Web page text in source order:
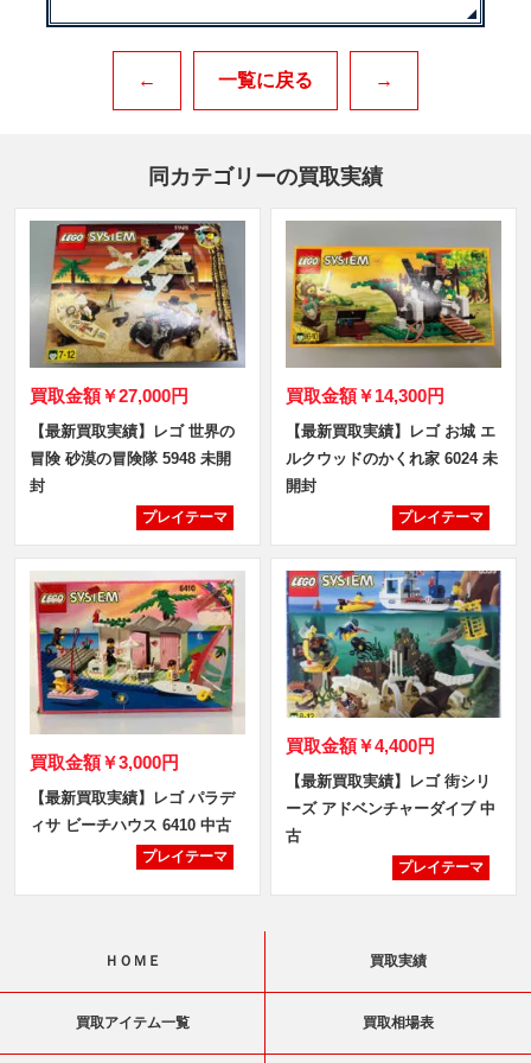
← 一覧に戻る →
同カテゴリーの買取実績
買取金額￥27,000円
【最新買取実績】レゴ 世界の
冒険 砂漠の冒険隊 5948 未開
封
プレイテーマ
買取金額￥14,300円
【最新買取実績】レゴ お城 エ
ルクウッドのかくれ家 6024 未
開封
プレイテーマ
買取金額￥3,000円
【最新買取実績】レゴ パラデ
ィサ ビーチハウス 6410 中古
プレイテーマ
買取金額￥4,400円
【最新買取実績】レゴ 街シリ
ーズ アドベンチャーダイブ 中
古
プレイテーマ
ＨＯＭＥ 買取実績
買取アイテム一覧 買取相場表